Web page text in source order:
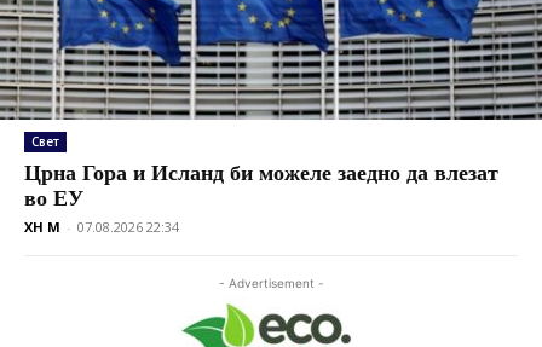
Свет
Црна Гора и Исланд би можеле заедно да влезат
во ЕУ
XH M - 07.08.2026 22:34
- Advertisement -